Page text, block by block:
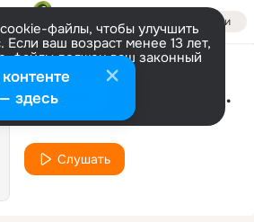
Войти
файлы, чтобы улучшить
Если ваш возраст менее 13 лет,
файлы должен ваш законный
Больше информации
Настроить Снова Одна (Электроники Club Mix)
SEVENLEE
Слушать
здесь